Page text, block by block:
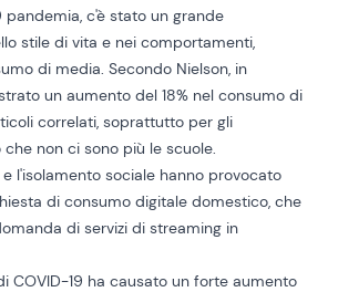
pandemia, c'è stato un grande
stile di vita e nei comportamenti,
di media. Secondo Nielson, in
un aumento del 18% nel consumo di
correlati, soprattutto per gli
non ci sono più le scuole.
l'isolamento sociale hanno provocato
di consumo digitale domestico, che
di servizi di streaming in
COVID-19 ha causato un forte aumento